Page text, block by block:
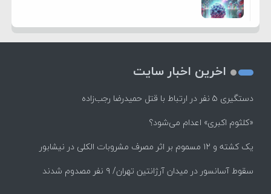
اخرین اخبار سایت
دستگیری ۵ نفر در ارتباط با قتل حمیدرضا رجب‌زاده
«کلثوم اکبری» اعدام می‌شود؟
یک کشته و ۱۲ مسموم بر اثر مصرف مشروبات الکلی در نیشابور
سقوط آسانسور در میدان آرژانتین تهران/ ۹ نفر مصدوم شدند